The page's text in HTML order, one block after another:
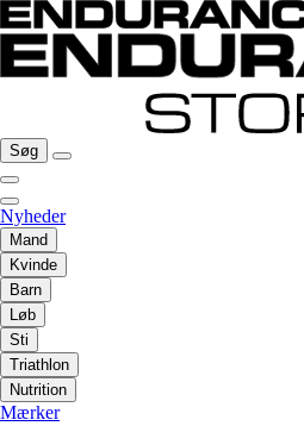
Søg
Nyheder
Mand
Kvinde
Barn
Løb
Sti
Triathlon
Nutrition
Mærker